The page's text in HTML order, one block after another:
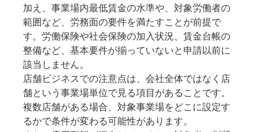
加え、事業場内最低賃金の水準や、対象労働者の
範囲など、労務面の要件を満たすことが前提で
す。労働保険や社会保険の加入状況、賃金台帳の
整備など、基本要件が揃っていないと申請以前に
該当しません。
店舗ビジネスでの注意点は、会社全体ではなく店
舗という事業場単位で見る項目があることです。
複数店舗がある場合、対象事業場をどこに設定す
るかで条件が変わる可能性があります。